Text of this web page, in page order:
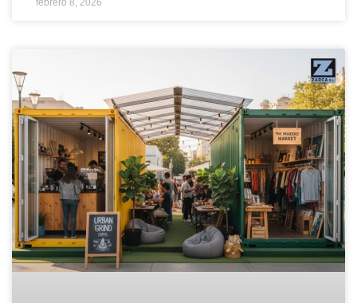
febrero 8, 2026